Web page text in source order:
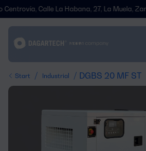
Calle La Habana, 27, La Muela, Zaragoza.
Start / Industrial / DGBS 20 MF ST